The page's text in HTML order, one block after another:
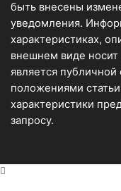
быть внесены
уведомления.
характеристиках,
внешнем виде носит
является
положениями
характеристики
запросу.